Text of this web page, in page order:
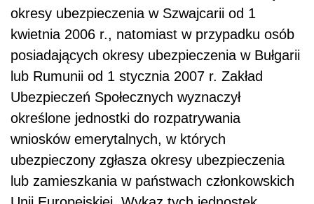
okresy ubezpieczenia w Szwajcarii od 1
kwietnia 2006 r., natomiast w przypadku osób
posiadających okresy ubezpieczenia w Bułgarii
lub Rumunii od 1 stycznia 2007 r. Zakład
Ubezpieczeń Społecznych wyznaczył
określone jednostki do rozpatrywania
wniosków emerytalnych, w których
ubezpieczony zgłasza okresy ubezpieczenia
lub zamieszkania w państwach członkowskich